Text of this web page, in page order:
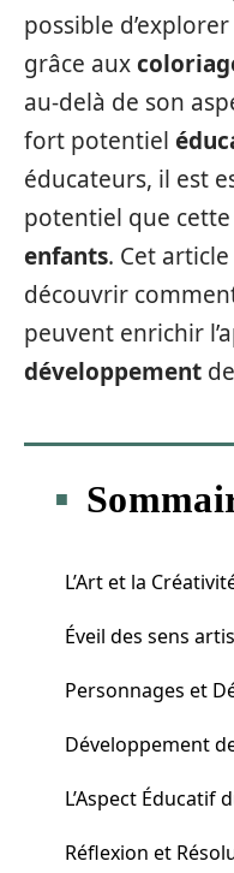
possible
grâce aux
au-delà de son
fort potentiel
éducateurs, il est
potentiel que
enfants. Cet
découvrir
peuvent enrichir
développement
L’Art et la
Éveil des sens
Personnages et
Développement
L’Aspect Éducatif
Réflexion et